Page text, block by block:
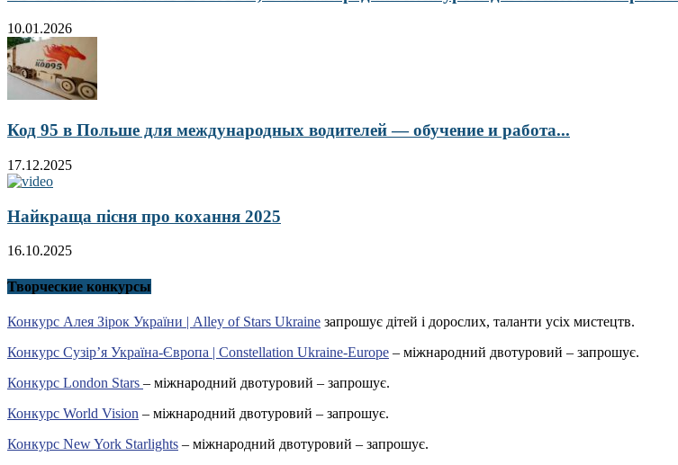
10.01.2026
Код 95 в Польше для международных водителей — обучение и работа...
17.12.2025
Найкраща пісня про кохання 2025
16.10.2025
Творческие конкурсы
Конкурс Алея Зірок України | Alley of Stars Ukraine запрошує дітей і дорослих, таланти усіх мистецтв.
Конкурс Сузір’я Україна-Європа | Constellation Ukraine-Europe – міжнародний двотуровий – запрошує.
Конкурс London Stars – міжнародний двотуровий – запрошує.
Конкурс World Vision – міжнародний двотуровий – запрошує.
Конкурс New York Starlights – міжнародний двотуровий – запрошує.